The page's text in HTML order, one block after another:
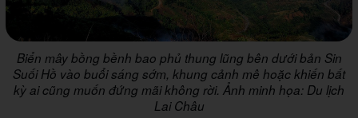
Biển mây bồng bềnh bao phủ thung lũng bên dưới bản Sin
Suối Hồ vào buổi sáng sớm, khung cảnh mê hoặc khiến bất
kỳ ai cũng muốn đứng mãi không rời. Ảnh minh họa: Du lịch
Lai Châu